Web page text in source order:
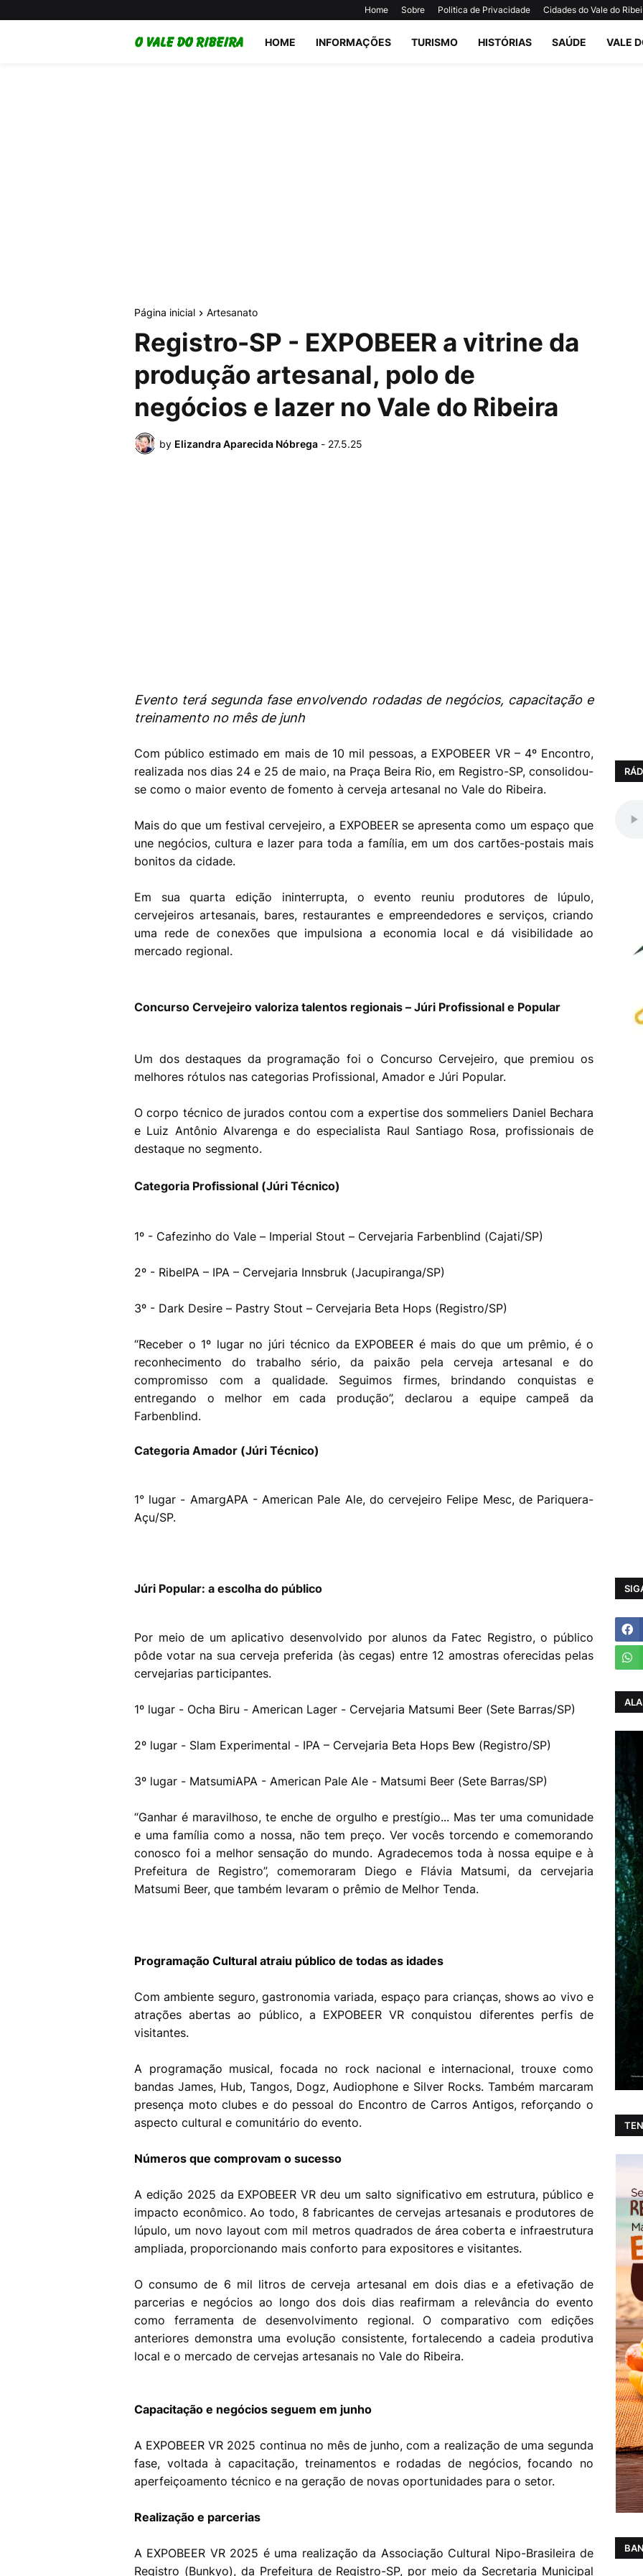
Home Sobre Politica de Privacidade Cidades do Vale do
HOME INFORMAÇÕES TURISMO HISTÓRIAS SAÚDE VALE
Página inicial Artesanato
Registro-SP - EXPOBEER a vitrine da
produção artesanal, polo de
negócios e lazer no Vale do Ribeira
by Elizandra Aparecida Nóbrega - 27.5.25
Evento terá segunda fase envolvendo rodadas de negócios, capacitação e
treinamento no mês de junh
Com público estimado em mais de 10 mil pessoas, a EXPOBEER VR – 4º Encontro,
realizada nos dias 24 e 25 de maio, na Praça Beira Rio, em Registro-SP, consolidou-
se como o maior evento de fomento à cerveja artesanal no Vale do Ribeira.
Mais do que um festival cervejeiro, a EXPOBEER se apresenta como um espaço que
une negócios, cultura e lazer para toda a família, em um dos cartões-postais mais
bonitos da cidade.
Em sua quarta edição ininterrupta, o evento reuniu produtores de lúpulo,
cervejeiros artesanais, bares, restaurantes e empreendedores e serviços, criando
uma rede de conexões que impulsiona a economia local e dá visibilidade ao
mercado regional.
Concurso Cervejeiro valoriza talentos regionais – Júri Profissional e Popular
Um dos destaques da programação foi o Concurso Cervejeiro, que premiou os
melhores rótulos nas categorias Profissional, Amador e Júri Popular.
O corpo técnico de jurados contou com a expertise dos sommeliers Daniel Bechara
e Luiz Antônio Alvarenga e do especialista Raul Santiago Rosa, profissionais de
destaque no segmento.
Categoria Profissional (Júri Técnico)
1º - Cafezinho do Vale – Imperial Stout – Cervejaria Farbenblind (Cajati/SP)
2º - RibeIPA – IPA – Cervejaria Innsbruk (Jacupiranga/SP)
3º - Dark Desire – Pastry Stout – Cervejaria Beta Hops (Registro/SP)
“Receber o 1º lugar no júri técnico da EXPOBEER é mais do que um prêmio, é o
reconhecimento do trabalho sério, da paixão pela cerveja artesanal e do
compromisso com a qualidade. Seguimos firmes, brindando conquistas e
entregando o melhor em cada produção”, declarou a equipe campeã da
Farbenblind.
Categoria Amador (Júri Técnico)
1° lugar - AmargAPA - American Pale Ale, do cervejeiro Felipe Mesc, de Pariquera-
Açu/SP.
Júri Popular: a escolha do público
Por meio de um aplicativo desenvolvido por alunos da Fatec Registro, o público
pôde votar na sua cerveja preferida (às cegas) entre 12 amostras oferecidas pelas
cervejarias participantes.
1º lugar - Ocha Biru - American Lager - Cervejaria Matsumi Beer (Sete Barras/SP)
2º lugar - Slam Experimental - IPA – Cervejaria Beta Hops Bew (Registro/SP)
3º lugar - MatsumiAPA - American Pale Ale - Matsumi Beer (Sete Barras/SP)
“Ganhar é maravilhoso, te enche de orgulho e prestígio... Mas ter uma comunidade
e uma família como a nossa, não tem preço. Ver vocês torcendo e comemorando
conosco foi a melhor sensação do mundo. Agradecemos toda à nossa equipe e à
Prefeitura de Registro”, comemoraram Diego e Flávia Matsumi, da cervejaria
Matsumi Beer, que também levaram o prêmio de Melhor Tenda.
Programação Cultural atraiu público de todas as idades
Com ambiente seguro, gastronomia variada, espaço para crianças, shows ao vivo e
atrações abertas ao público, a EXPOBEER VR conquistou diferentes perfis de
visitantes.
A programação musical, focada no rock nacional e internacional, trouxe como
bandas James, Hub, Tangos, Dogz, Audiophone e Silver Rocks. Também marcaram
presença moto clubes e do pessoal do Encontro de Carros Antigos, reforçando o
aspecto cultural e comunitário do evento.
Números que comprovam o sucesso
A edição 2025 da EXPOBEER VR deu um salto significativo em estrutura, público e
impacto econômico. Ao todo, 8 fabricantes de cervejas artesanais e produtores de
lúpulo, um novo layout com mil metros quadrados de área coberta e infraestrutura
ampliada, proporcionando mais conforto para expositores e visitantes.
O consumo de 6 mil litros de cerveja artesanal em dois dias e a efetivação de
parcerias e negócios ao longo dos dois dias reafirmam a relevância do evento
como ferramenta de desenvolvimento regional. O comparativo com edições
anteriores demonstra uma evolução consistente, fortalecendo a cadeia produtiva
local e o mercado de cervejas artesanais no Vale do Ribeira.
Capacitação e negócios seguem em junho
A EXPOBEER VR 2025 continua no mês de junho, com a realização de uma segunda
fase, voltada à capacitação, treinamentos e rodadas de negócios, focando no
aperfeiçoamento técnico e na geração de novas oportunidades para o setor.
Realização e parcerias
A EXPOBEER VR 2025 é uma realização da Associação Cultural Nipo-Brasileira de
Registro (Bunkyo), da Prefeitura de Registro-SP, por meio da Secretaria Municipal